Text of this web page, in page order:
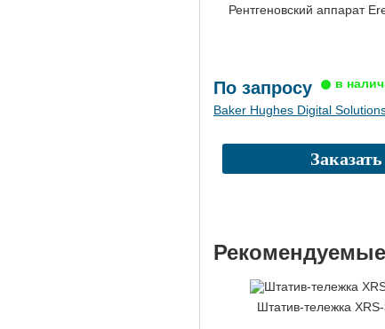
Рентгеновский аппарат
По запросу
Baker Hughes Digital
Заказать
Рекомендуемые
Штатив-тележка